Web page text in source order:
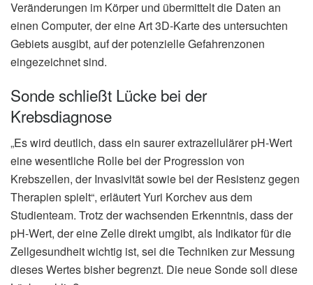
Veränderungen im Körper und übermittelt die Daten an
einen Computer, der eine Art 3D-Karte des untersuchten
Gebiets ausgibt, auf der potenzielle Gefahrenzonen
eingezeichnet sind.
Sonde schließt Lücke bei der
Krebsdiagnose
„Es wird deutlich, dass ein saurer extrazellulärer pH-Wert
eine wesentliche Rolle bei der Progression von
Krebszellen, der Invasivität sowie bei der Resistenz gegen
Therapien spielt“, erläutert Yuri Korchev aus dem
Studienteam. Trotz der wachsenden Erkenntnis, dass der
pH-Wert, der eine Zelle direkt umgibt, als Indikator für die
Zellgesundheit wichtig ist, sei die Techniken zur Messung
dieses Wertes bisher begrenzt. Die neue Sonde soll diese